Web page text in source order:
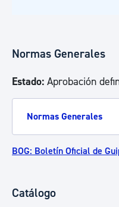
Normas Generales
Estado: Aprobación
Normas Generales
BOG: Boletín Oficial de
Catálogo